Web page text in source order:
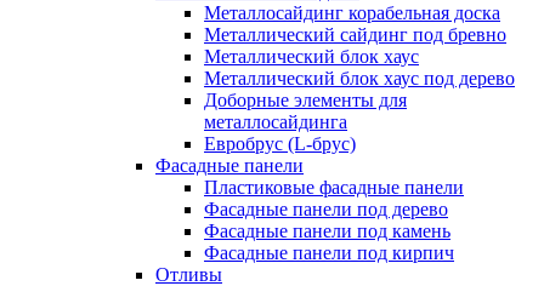
Металлосайдинг корабельная доска
Металлический сайдинг под бревно
Металлический блок хаус
Металлический блок хаус под дерево
Доборные элементы для
металлосайдинга
Евробрус (L-брус)
Фасадные панели
Пластиковые фасадные панели
Фасадные панели под дерево
Фасадные панели под камень
Фасадные панели под кирпич
Отливы